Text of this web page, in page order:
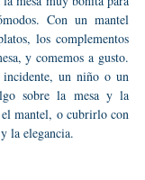
Con un mantel
los complementos
y comemos a gusto.
un niño o un
sobre la mesa y la
mantel, o cubrirlo con
la elegancia.